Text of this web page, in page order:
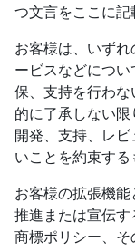
つ文言をここに記
お客様は、いず
ービスなどにつ
保、支持を行わ
的に了承しない
開発、支持、レ
いことを約束する
お客様の拡張機
推進または宣伝
商標ポリシー、